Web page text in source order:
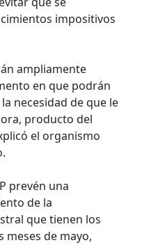
impositivos
ampliamente
en que podrán
necesidad de que le
producto del
el organismo
prevén una
de la
que tienen los
de mayo,